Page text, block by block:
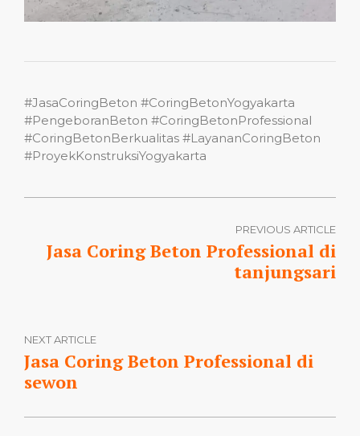
#JasaCoringBeton #CoringBetonYogyakarta
#PengeboranBeton #CoringBetonProfessional
#CoringBetonBerkualitas #LayananCoringBeton
#ProyekKonstruksiYogyakarta
PREVIOUS ARTICLE
Jasa Coring Beton Professional di
tanjungsari
NEXT ARTICLE
Jasa Coring Beton Professional di
sewon